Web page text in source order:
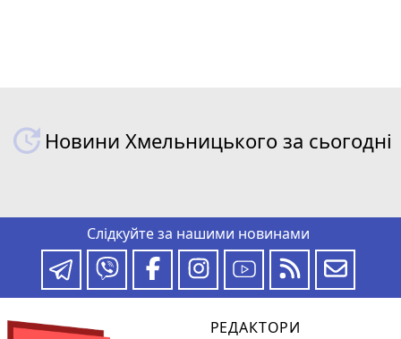
Новини Хмельницького за сьогодні
Слідкуйте за нашими новинами
РЕДАКТОРИ